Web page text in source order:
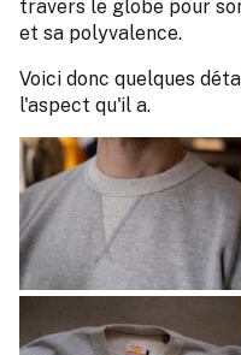
travers le globe pour
et sa polyvalence.
Voici donc quelques
l'aspect qu'il a.